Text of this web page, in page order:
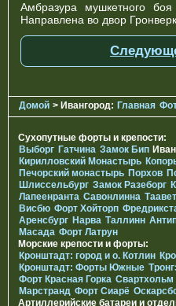
Амбразура мушкетного
Направлена во двор
Домой > Ивангород: Главная
Сухопутные форты и крепости:
Выборг Гатчина Замок Бип
Кирилловский Монастырь
Печорcкий монастырь Порхов
Шлиссельбург Замок Разеборг
Лапеенранта Савонлинна
Висбю Форт Хойторп
Аренсбург Нарва Таллинн
Масада Форт Латрун
Морские крепости и форты:
Кронштадт: город и о. Котлин
Кронштадт: Форты Южные
Форт Красная Горка Свартхольм
Марстранд Форт Сиарё
Артиллерийские батареи и